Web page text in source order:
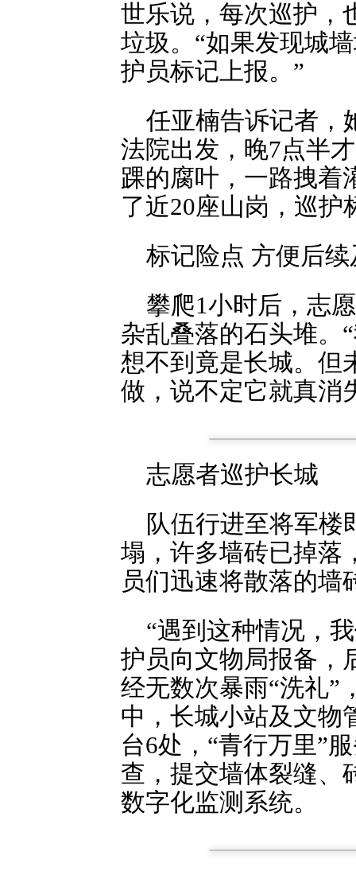
世乐说，每次巡护，
垃圾。“如果发现城
护员标记上报。”
任亚楠告诉记者，
法院出发，晚7点半
踝的腐叶，一路拽着
了近20座山岗，巡护
标记险点 方便后
攀爬1小时后，志
杂乱叠落的石头堆。
想不到竟是长城。但
做，说不定它就真消
志愿者巡护长城
队伍行进至将军楼
塌，许多墙砖已掉落
员们迅速将散落的墙
“遇到这种情况，
护员向文物局报备，
经无数次暴雨“洗礼”
中，长城小站及文物
台6处，“青行万里”
查，提交墙体裂缝、
数字化监测系统。